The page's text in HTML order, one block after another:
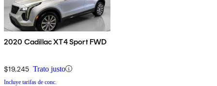
2020 Cadillac XT4 Sport FWD
$19,245 Trato justo
Incluye tarifas de conc.